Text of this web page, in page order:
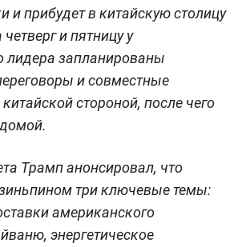
и прибудет в китайскую столицу
и пятницу у
лидера запланированы
и совместные
стороной, после чего
Трамп анонсировал, что
три ключевые темы:
американского
энергетическое